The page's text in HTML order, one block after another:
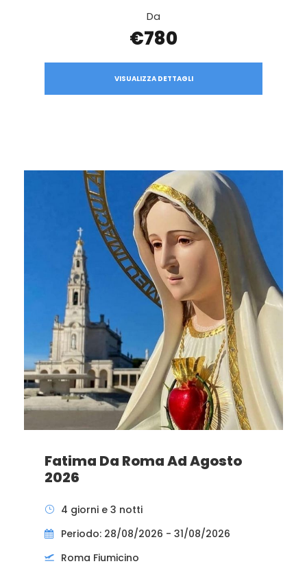
Da
€780
VISUALIZZA DETTAGLI
Fatima Da Roma Ad Agosto
2026
4 giorni e 3 notti
Periodo: 28/08/2026 - 31/08/2026
Roma Fiumicino